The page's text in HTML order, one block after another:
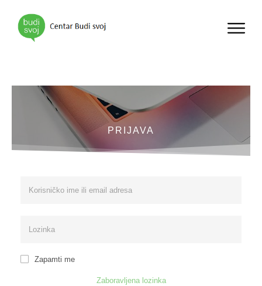
PRIJAVA
Zapamti me
Zaboravljena lozinka